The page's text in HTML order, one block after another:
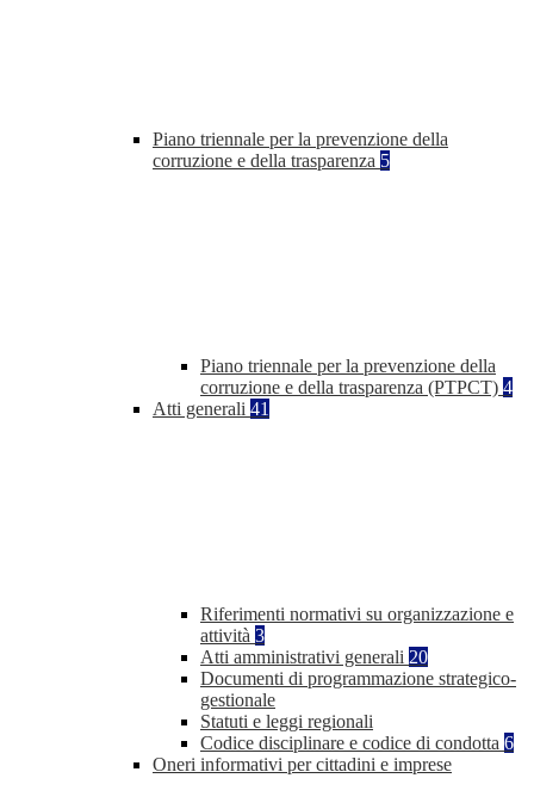
Piano triennale per la prevenzione della
corruzione e della trasparenza 5
Piano triennale per la prevenzione della
corruzione e della trasparenza (PTPCT) 4
Atti generali 41
Riferimenti normativi su organizzazione e
attività 3
Atti amministrativi generali 20
Documenti di programmazione strategico-
gestionale
Statuti e leggi regionali
Codice disciplinare e codice di condotta 6
Oneri informativi per cittadini e imprese